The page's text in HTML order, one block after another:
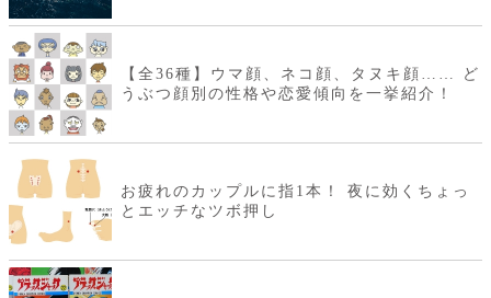
【全36種】ウマ顔、ネコ顔、タヌキ顔…… ど
うぶつ顔別の性格や恋愛傾向を一挙紹介！
お疲れのカップルに指1本！ 夜に効くちょっ
とエッチなツボ押し